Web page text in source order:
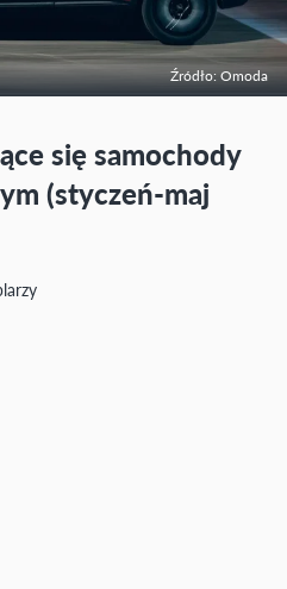
Źródło: Omoda
się samochody
(styczeń-maj